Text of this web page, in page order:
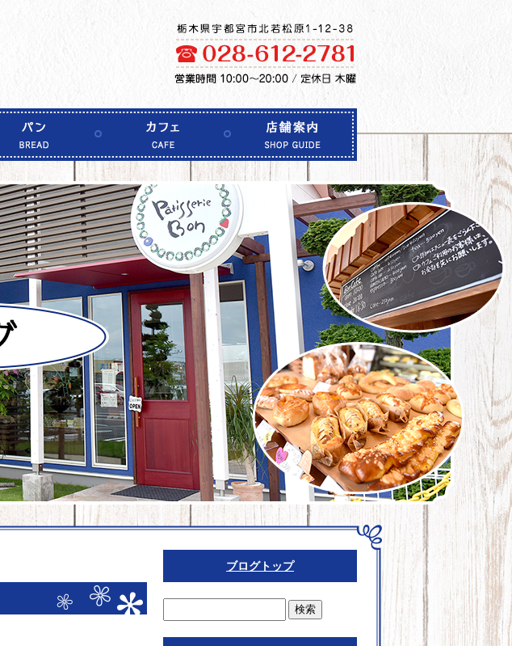
ブログトップ